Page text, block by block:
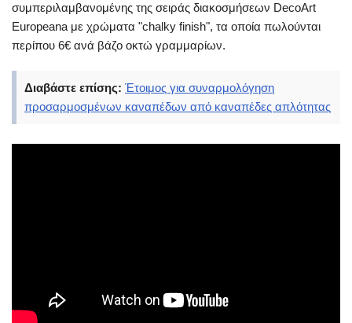
συμπεριλαμβανομένης της σειράς διακοσμήσεων DecoArt
Europeana με χρώματα "chalky finish", τα οποία πωλούνται
περίπου 6€ ανά βάζο οκτώ γραμμαρίων.
Διαβάστε επίσης: Έτοιμος για συναρμολόγηση
προσαρμοσμένων καναπέδων από καναπέδες απλότητας